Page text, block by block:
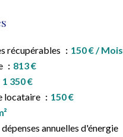
récupérables
150 € / Mois
813 €
1 350 €
locataire
150 €
annuelles d'énergie